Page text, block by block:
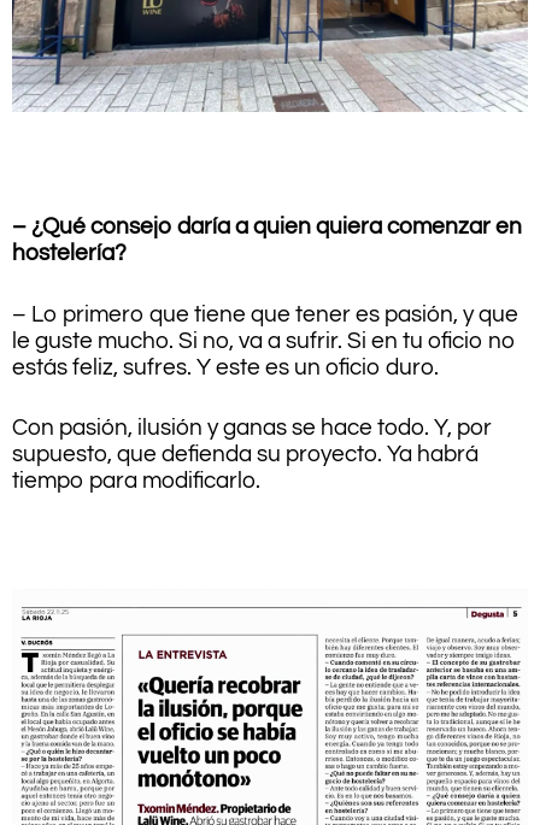
– ¿Qué consejo daría a quien quiera comenzar en
hostelería?
– Lo primero que tiene que tener es pasión, y que
le guste mucho. Si no, va a sufrir. Si en tu oficio no
estás feliz, sufres. Y este es un oficio duro.
Con pasión, ilusión y ganas se hace todo. Y, por
supuesto, que defienda su proyecto. Ya habrá
tiempo para modificarlo.